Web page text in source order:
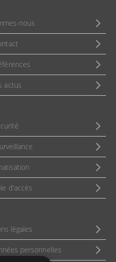
nous
actus
d'accès
légales
personnelles